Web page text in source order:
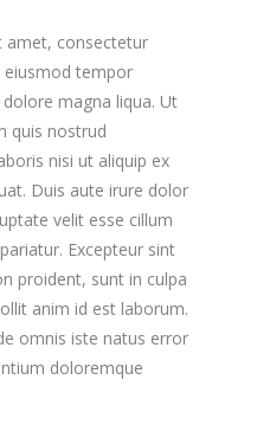
amet, consectetur
eiusmod tempor
magna liqua. Ut
quis nostrud
nisi ut aliquip ex
Duis aute irure dolor
velit esse cillum
Excepteur sint
proident, sunt in culpa
anim id est laborum.
omnis iste natus error
doloremque